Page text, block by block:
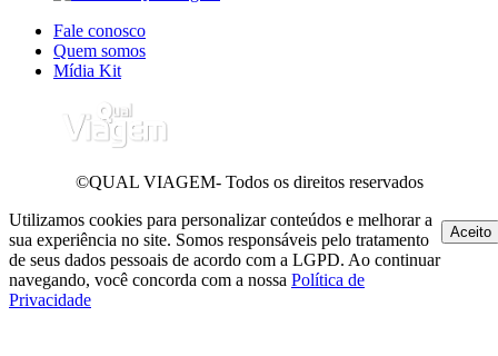
Fale conosco
Quem somos
Mídia Kit
©QUAL VIAGEM- Todos os direitos reservados
Utilizamos cookies para personalizar conteúdos e melhorar a
sua experiência no site. Somos responsáveis pelo tratamento
de seus dados pessoais de acordo com a LGPD. Ao continuar
navegando, você concorda com a nossa Política de
Privacidade
Aceito